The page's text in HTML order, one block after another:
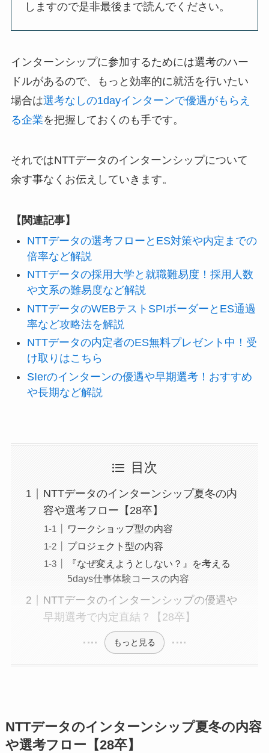
しますので是非最後まで読んでください。
インターンシップに参加するためには選考のハー
ドルがあるので、もっと効率的に就活を行いたい
場合は選考なしの1dayインターンで優遇がもらえ
る企業を把握しておくのも手です。
それではNTTデータのインターンシップについて
余す事なくお伝えしていきます。
【関連記事】
NTTデータの選考フローとES対策や内定までの
倍率など解説
NTTデータの採用大学と就職難易度！採用人数
や文系の難易度など解説
NTTデータのWEBテストSPIボーダーとES通過
率など攻略法を解説
NTTデータの内定者のES無料プレゼント中！受
け取りはこちら
SIerのインターンの優遇や早期選考！おすすめ
や長期など解説
目次
NTTデータのインターンシップ夏冬の内
容や選考フロー【28卒】
ワークショップ型の内容
プロジェクト型の内容
『なぜ変えようとしない？』を考える
5days仕事体験コースの内容
NTTデータのインターンシップの優遇や
早期選考で内定直結？【28卒】
もっと見る
NTTデータのインターンシップ夏冬の内容
や選考フロー【28卒】